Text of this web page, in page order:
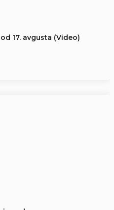
17. avgusta (Video)